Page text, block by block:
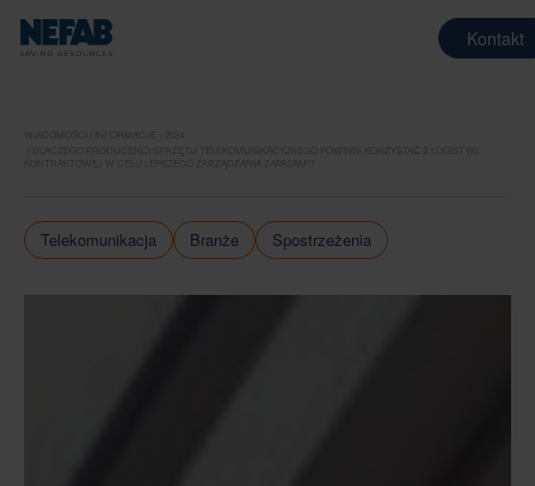
Kontakt
WIADOMOŚCI I INFORMACJE
DLACZEGO PRODUCENCI SPRZĘTU TELEKOMUNIKACYJNEGO POWINNI KORZYSTAĆ Z LOGISTYKI
KONTRAKTOWEJ W CELU LEPSZEGO ZARZĄDZANIA ZAPASAMI?
Telekomunikacja Branże Spostrzeżenia